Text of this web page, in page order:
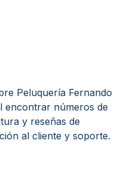
Peluquería Fernando
encontrar números de
y reseñas de
al cliente y soporte.